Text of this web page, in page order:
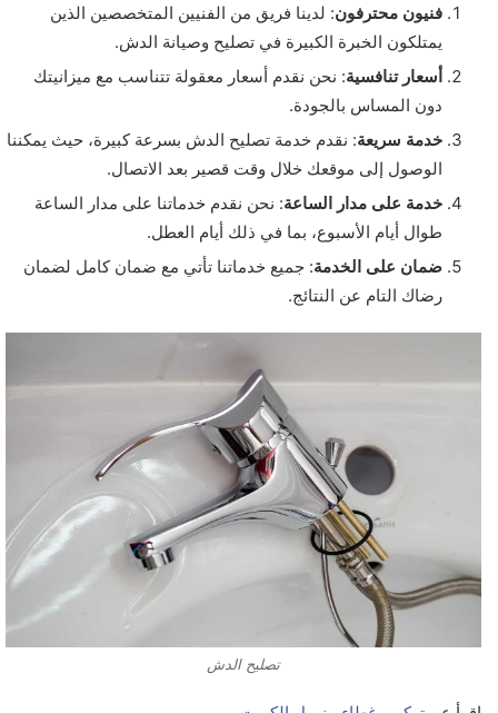
فنيون محترفون: لدينا فريق من الفنيين المتخصصين الذين
يمتلكون الخبرة الكبيرة في تصليح وصيانة الدش.
أسعار تنافسية: نحن نقدم أسعار معقولة تتناسب مع ميزانيتك
دون المساس بالجودة.
خدمة سريعة: نقدم خدمة تصليح الدش بسرعة كبيرة، حيث يمكننا
الوصول إلى موقعك خلال وقت قصير بعد الاتصال.
خدمة على مدار الساعة: نحن نقدم خدماتنا على مدار الساعة
طوال أيام الأسبوع، بما في ذلك أيام العطل.
ضمان على الخدمة: جميع خدماتنا تأتي مع ضمان كامل لضمان
رضاك التام عن النتائج.
تصليح الدش